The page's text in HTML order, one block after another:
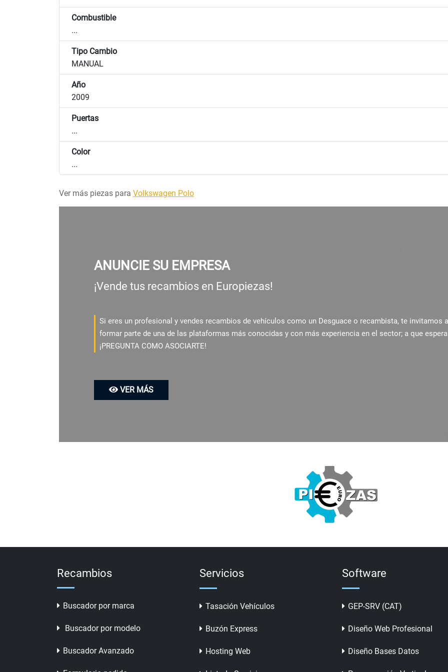
Combustible
...
Tipo Cambio
MANUAL
Año
2009
Puertas
...
Color
...
Ver más piezas para Volkswagen Polo
ANUNCIE SU EMPRESA
¡Vende tus recambios en Europiezas!
Si eres un profesional y vendes recambios de vehículos como un Desguace o recambista, te invitamos a
formar parte de una de las plataformas más conocidas y con más experiencia en el sector; a que
¡PREGUNTA COMO ASOCIARTE!
VER MÁS
Recambios
Buscador por marca
Buscador por modelo
Buscador Avanzado
Servicios
Tasación Vehículos
Buzón Express
Hosting Web
Software
GEP-SRV (CAT)
Diseño Web Profesional
Diseño Bases Datos